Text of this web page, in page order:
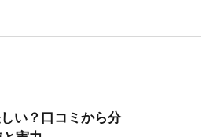
い？口コミから分